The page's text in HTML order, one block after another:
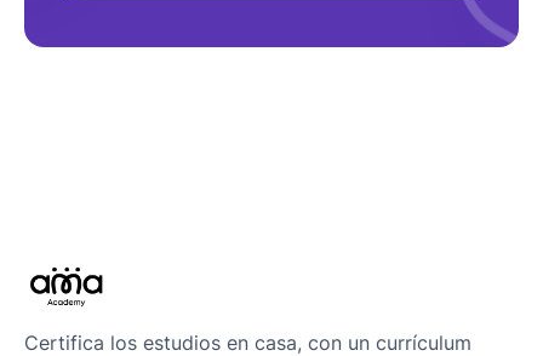
Certifica los estudios en casa, con un currículum